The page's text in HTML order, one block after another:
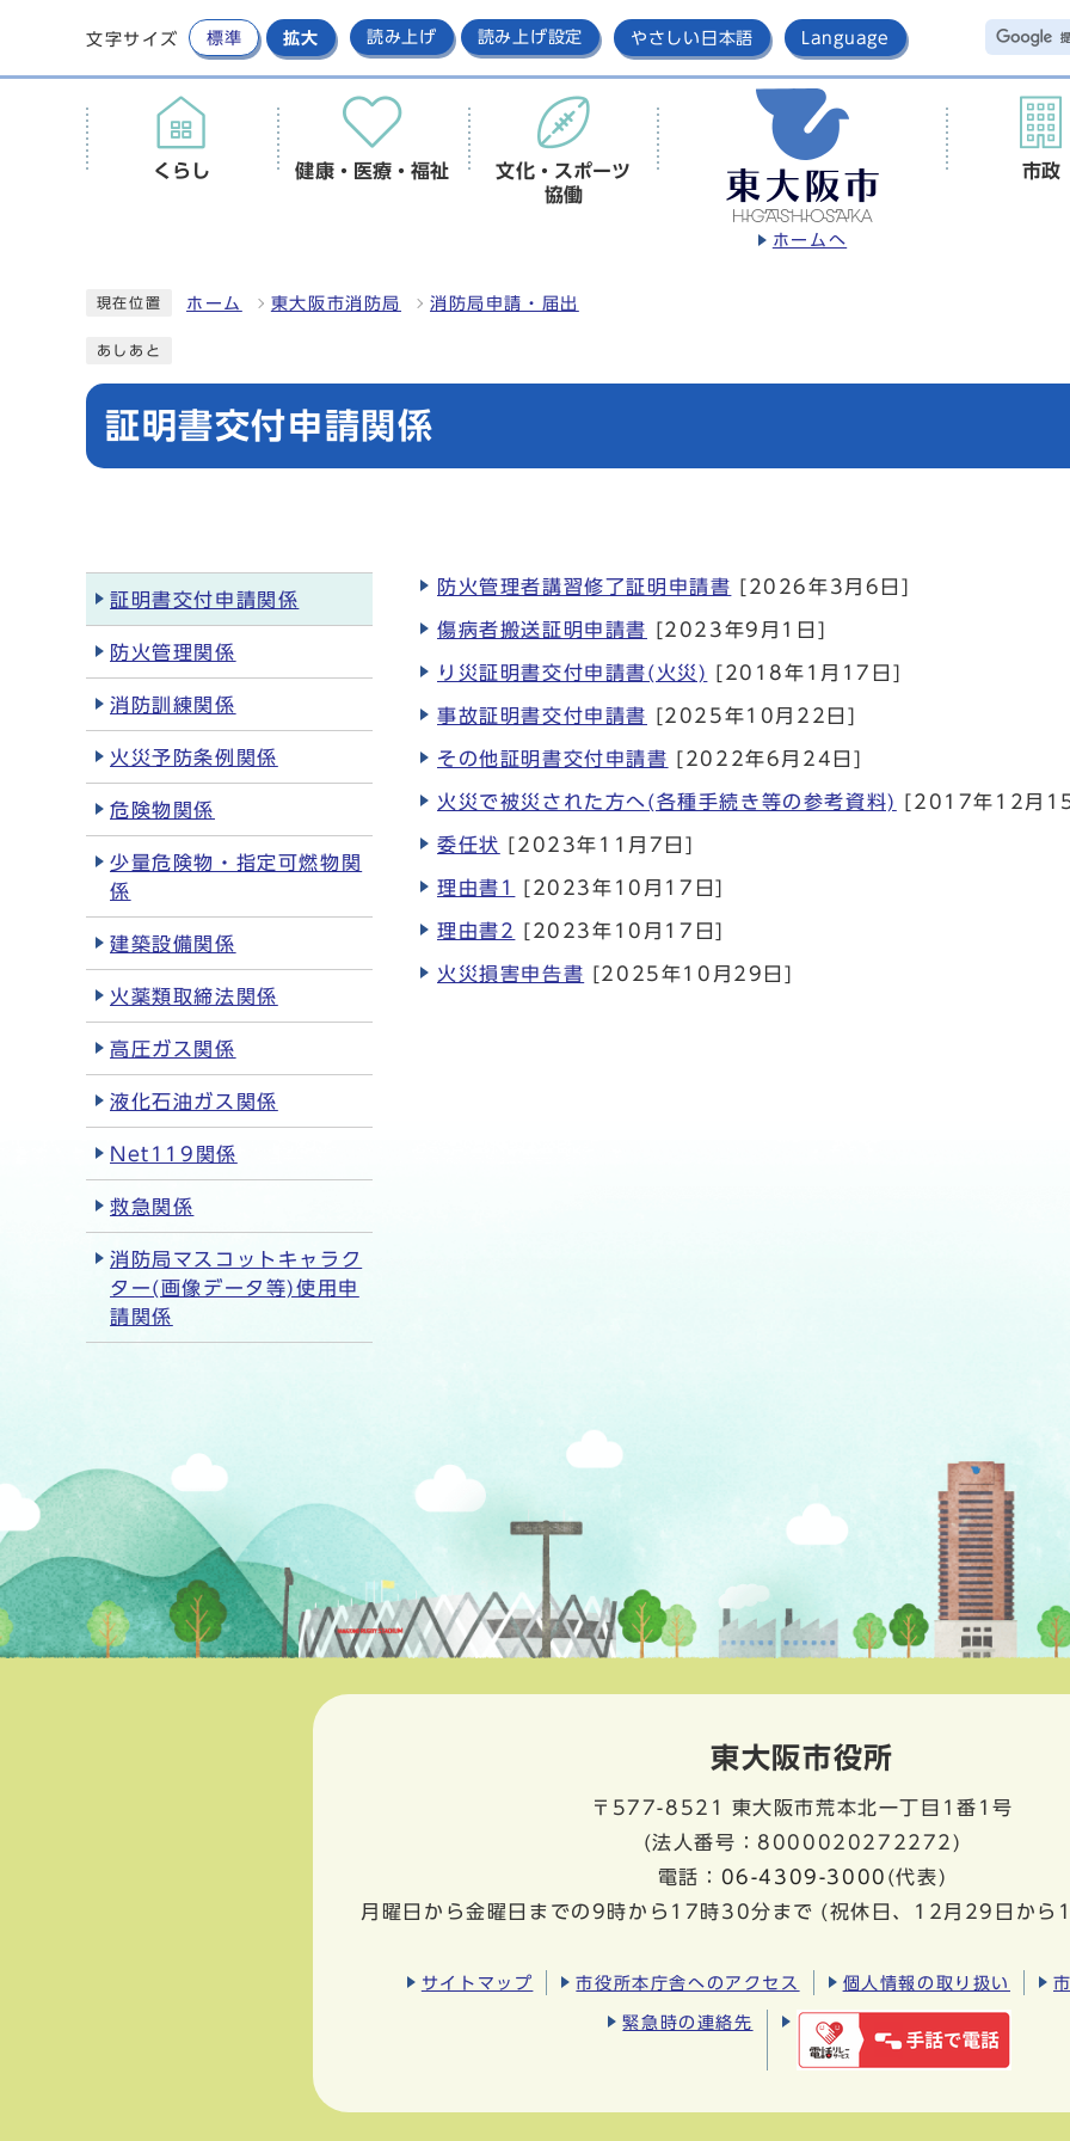
文字サイズ 標準 拡大 読み上げ 読み上げ設定 やさしい日本語 Language
ホームへ
くらし 健康・医療・福祉
文化・スポーツ
協働
市政
現在位置 ホーム 東大阪市消防局 消防局申請・届出
あしあと
証明書交付申請関係
防火管理者講習修了証明申請書 [2026年3月6日]
傷病者搬送証明申請書 [2023年9月1日]
り災証明書交付申請書(火災) [2018年1月17日]
事故証明書交付申請書 [2025年10月22日]
その他証明書交付申請書 [2022年6月24日]
火災で被災された方へ(各種手続き等の参考資料) [2017年12月
委任状 [2023年11月7日]
理由書1 [2023年10月17日]
理由書2 [2023年10月17日]
火災損害申告書 [2025年10月29日]
証明書交付申請関係
防火管理関係
消防訓練関係
火災予防条例関係
危険物関係
少量危険物・指定可燃物関
係
建築設備関係
火薬類取締法関係
高圧ガス関係
液化石油ガス関係
Net119関係
救急関係
消防局マスコットキャラク
ター(画像データ等)使用申
請関係
東大阪市役所
〒577-8521
東大阪市荒本北一丁目1番1号
(法人番号：8000020272272)
電話： 06-4309-3000 (代表)
月曜日から金曜日までの9時から17時30分まで (祝休日、12月29日から
サイトマップ 市役所本庁舎へのアクセス 個人情報の取り扱い
緊急時の連絡先